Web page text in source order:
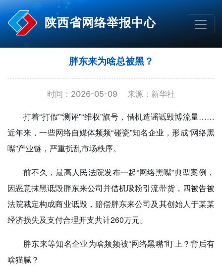
陕西省网络举报中心
胖东来为啥总被黑？
时间：2026-05-09 来源：新华社
打着“打假”“测评”“维权”旗号，借机造谣诋毁博流量……
近年来，一些网络自媒体频频“碰瓷”知名企业，形成“网络黑
嘴”产业链，严重扰乱市场秩序。
前不久，最高人民法院发布一起“网络黑嘴”典型案例，
因恶意抹黑诋毁胖东来公司并借机吸粉引流带货，四被告被
法院裁定构成商业诋毁，赔偿胖东来公司及其创始人于某某
经济损失及支付合理开支共计260万元。
胖东来等知名企业为啥频频被“网络黑嘴”盯上？背后有
啥猫腻？